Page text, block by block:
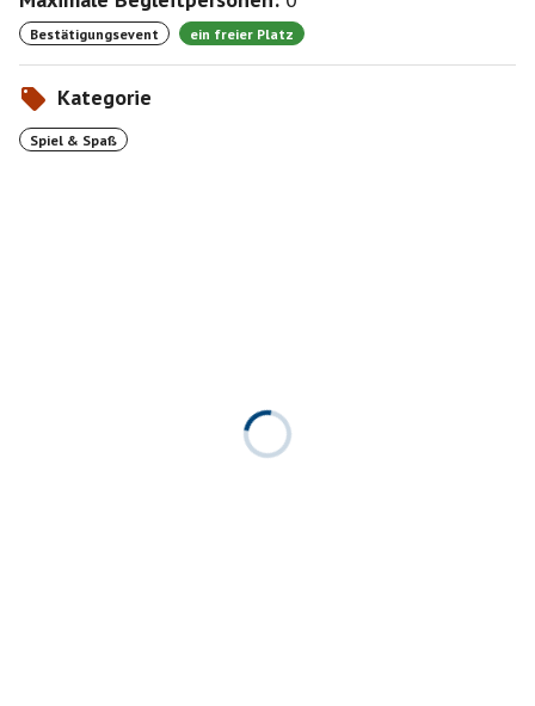
Bestätigungsevent ein freier Platz
Kategorie
Spiel & Spaß